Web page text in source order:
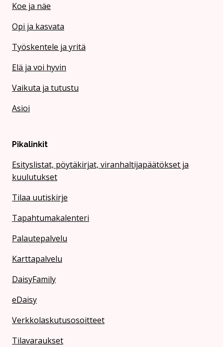
Koe ja näe
Opi ja kasvata
Työskentele ja yritä
Elä ja voi hyvin
Vaikuta ja tutustu
Asioi
Pikalinkit
Esityslistat, pöytäkirjat, viranhaltijapäätökset ja
kuulutukset
Tilaa uutiskirje
Tapahtumakalenteri
Palautepalvelu
Karttapalvelu
DaisyFamily
eDaisy
Verkkolaskutusosoitteet
Tilavaraukset